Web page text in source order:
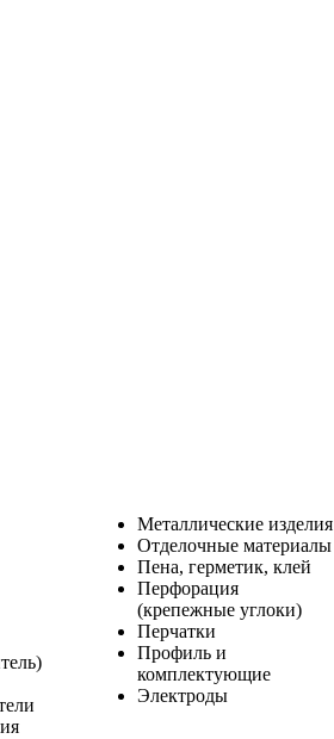
Металлические изделия
Отделочные материалы
Пена, герметик, клей
Перфорация
(крепежные углоки)
Перчатки
Профиль и
комплектующие
Электроды